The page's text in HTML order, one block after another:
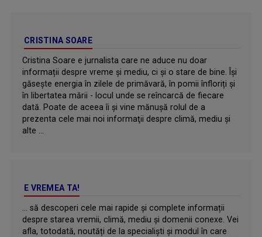
CRISTINA SOARE
Cristina Soare e jurnalista care ne aduce nu doar
informații despre vreme şi mediu, ci și o stare de bine. Îşi
găsește energia în zilele de primăvară, în pomii înfloriți și
în libertatea mării - locul unde se reîncarcă de fiecare
dată. Poate de aceea îi şi vine mănuşă rolul de a
prezenta cele mai noi informaţii despre climă, mediu și
alte ...
E VREMEA TA!
... să descoperi cele mai rapide și complete informații
despre starea vremii, climă, mediu și domenii conexe. Vei
afla, totodată, noutăți de la specialiști și modul în care